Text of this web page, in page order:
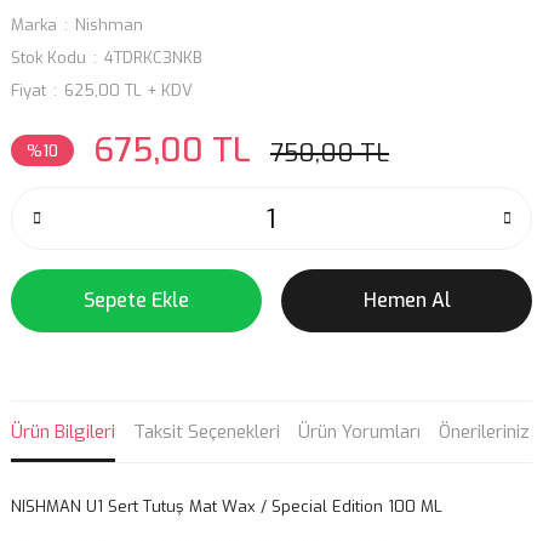
Marka
Nishman
Stok Kodu
4TDRKC3NKB
Fiyat
625,00 TL + KDV
%10 675,00 TL 750,00 TL
Sepete Ekle Hemen Al
Ürün Bilgileri Taksit Seçenekleri Ürün Yorumları Önerileriniz
NISHMAN U1 Sert Tutuş Mat Wax / Special Edition 100 ML